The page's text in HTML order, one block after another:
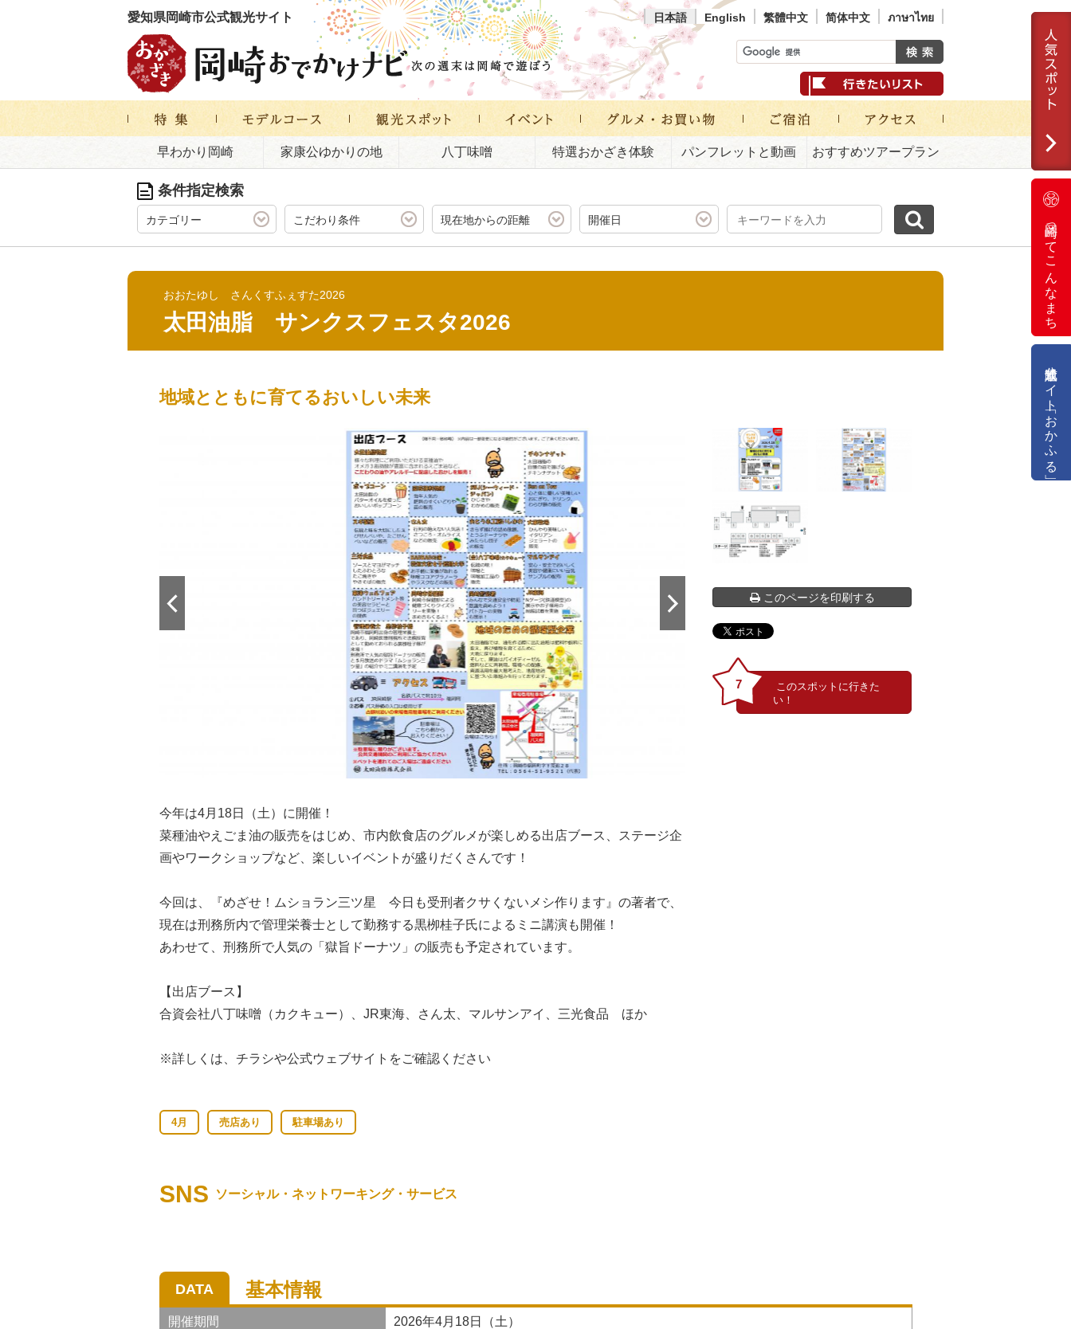
愛知県岡崎市公式観光サイト 日本語 English 繁體中文 简体中文 ภาษาไทย
早わかり岡崎 家康公ゆかりの地 八丁味噌 特選おかざき体験 パンフレットと動画 おすすめツアープラン
岡崎ってこんなまち
公式通販サイト「おかふる」
条件指定検索
カテゴリー こだわり条件 現在地からの距離 開催日
おおたゆし さんくすふぇすた2026
太田油脂 サンクスフェスタ2026
地域とともに育てるおいしい未来
今年は4月18日（土）に開催！
菜種油やえごま油の販売をはじめ、市内飲食店のグルメが楽しめる出店ブース、ステージ企
画やワークショップなど、楽しいイベントが盛りだくさんです！
今回は、『めざせ！ムショラン三ツ星 今日も受刑者クサくないメシ作ります』の著者で、
現在は刑務所内で管理栄養士として勤務する黒栁桂子氏によるミニ講演も開催！
あわせて、刑務所で人気の「獄旨ドーナツ」の販売も予定されています。
【出店ブース】
合資会社八丁味噌（カクキュー）、JR東海、さん太、マルサンアイ、三光食品 ほか
※詳しくは、チラシや公式ウェブサイトをご確認ください
このページを印刷する
7
4月 売店あり 駐車場あり
SNS ソーシャル・ネットワーキング・サービス
DATA 基本情報
開催期間 2026年4月18日（土）